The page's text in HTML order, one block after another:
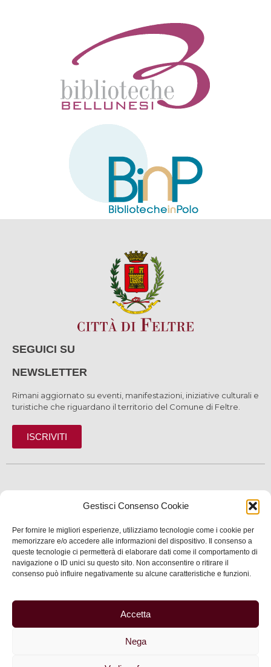
Gestisci Consenso Cookie
Per fornire le migliori esperienze, utilizziamo tecnologie come i cookie per
memorizzare e/o accedere alle informazioni del dispositivo. Il consenso a
queste tecnologie ci permetterà di elaborare dati come il comportamento di
navigazione o ID unici su questo sito. Non acconsentire o ritirare il
consenso può influire negativamente su alcune caratteristiche e funzioni.
Accetta
Nega
SEGUICI SU
NEWSLETTER
Rimani aggiornato su eventi, manifestazioni, iniziative culturali e
turistiche che riguardano il territorio del Comune di Feltre.
ISCRIVITI
SERVIZI
INFORMAZIONI
© 2025 Assessorato al Turismo della Città di Feltre
Informativa cookie